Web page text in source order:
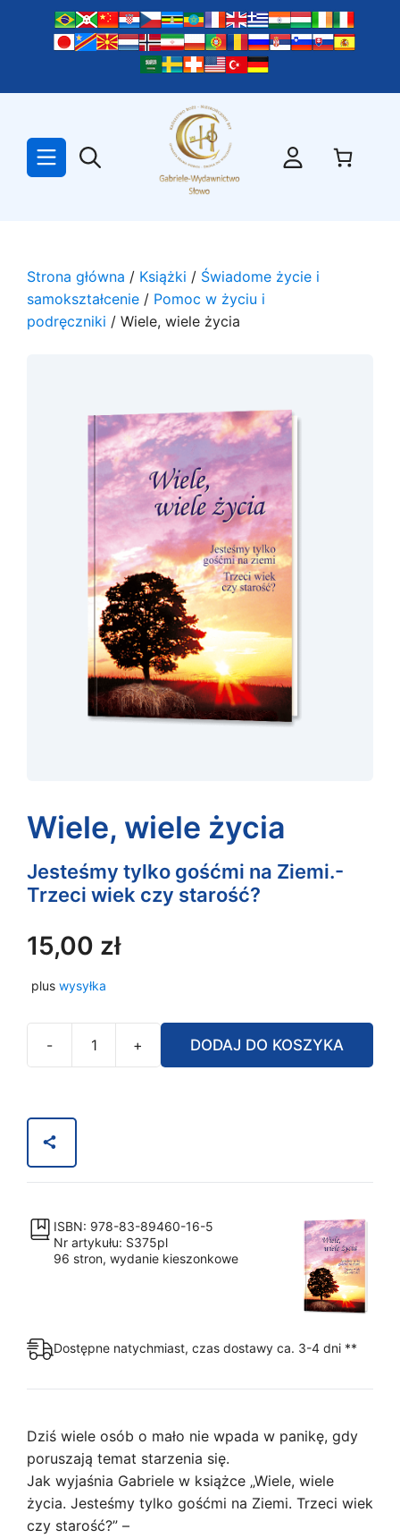
Strona główna / Książki / Świadome życie i
samokształcenie / Pomoc w życiu i
podręczniki / Wiele, wiele życia
Wiele, wiele życia
Jesteśmy tylko gośćmi na Ziemi.-
Trzeci wiek czy starość?
15,00 zł
plus wysyłka
- + DODAJ DO KOSZYKA
ISBN: 978-83-89460-16-5
Nr artykułu: S375pl
96 stron, wydanie kieszonkowe
Dostępne natychmiast, czas dostawy ca. 3-4 dni **
Dziś wiele osób o mało nie wpada w panikę, gdy
poruszają temat starzenia się.
Jak wyjaśnia Gabriele w książce „Wiele, wiele
życia. Jesteśmy tylko gośćmi na Ziemi. Trzeci wiek
czy starość?” –